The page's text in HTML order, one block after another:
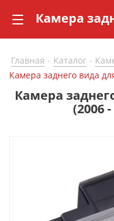
Главная - Каталог -
Камера заднего вида
Камера
(2006